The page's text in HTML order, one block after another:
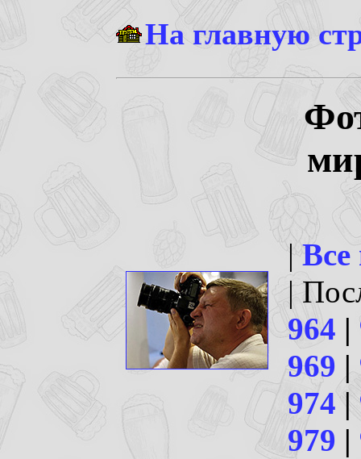
На главную
|
|
964 |
969 |
974|
979 |